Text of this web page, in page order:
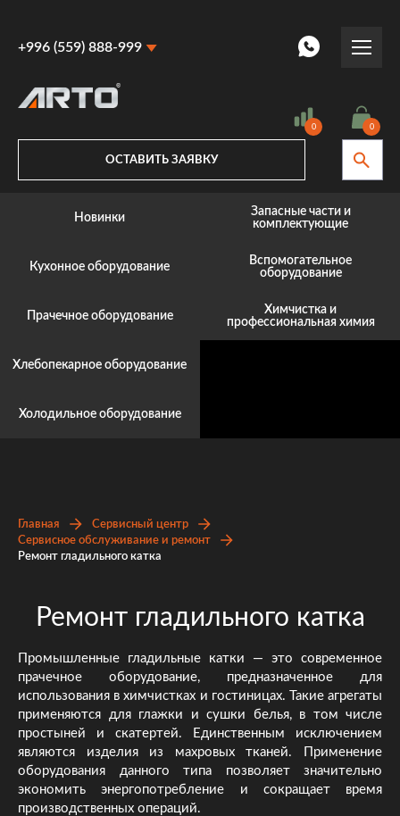
+996 (559) 888-999
+996 (559) 888-999
0 0
ОСТАВИТЬ ЗАЯВКУ
Новинки
Кухонное оборудование
Прачечное оборудование
Хлебопекарное оборудование
Холодильное оборудование
Запасные части и
комплектующие
Вспомогательное
оборудование
Химчистка и
профессиональная химия
Главная
Сервисный центр
Сервисное обслуживание и ремонт
Ремонт гладильного катка
Ремонт гладильного катка
Промышленные гладильные катки — это современное
прачечное оборудование, предназначенное для
использования в химчистках и гостиницах. Такие агрегаты
применяются для глажки и сушки белья, в том числе
простыней и скатертей. Единственным исключением
являются изделия из махровых тканей. Применение
оборудования данного типа позволяет значительно
экономить энергопотребление и сокращает время
производственных операций.